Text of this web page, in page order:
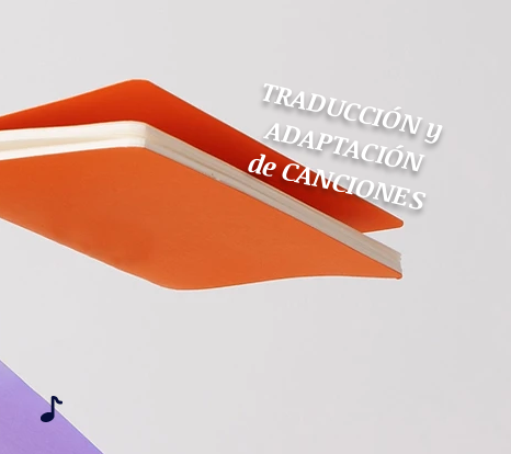
TRADUCCIÓN y
ADAPTACIÓN
de CANCIONES